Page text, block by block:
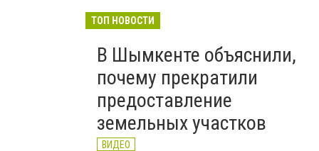
В Казахстане назвали
высокооплачиваемые
вакансии июля
12:15
ТОП НОВОСТИ
В Шымкенте объяснили,
почему прекратили
предоставление
земельных участков
ВИДЕО